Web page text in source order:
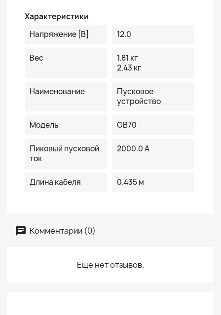
Характеристики
Напряжение [В]
12.0
Вес
1.81 кг
2.43 кг
Наименование
Пусковое
устройство
Модель GB70
Пиковый пусковой
ток
2000.0 A
Длина кабеля 0.435 м
Комментарии (0)
Еще нет отзывов.